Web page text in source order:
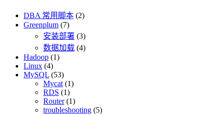
DBA 常用脚本 (2)
Greenplum (7)
安装部署 (3)
数据加载 (4)
Hadoop (1)
Linux (4)
MySQL (53)
Mycat (1)
RDS (1)
Router(1)
troubleshooting (5)